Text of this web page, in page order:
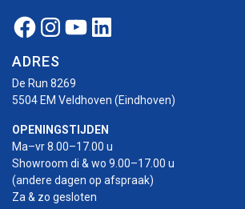
Facebook Euro-rotor
Instagram Euro-rotor
Youtube Euro-rotor
Linkedin Euro-rotor
ADRES
De Run 8269
5504 EM Veldhoven (Eindhoven)
OPENINGSTIJDEN
Ma–vr 8.00–17.00 u
Showroom di & wo 9.00–17.00 u
(andere dagen op afspraak)
Za & zo gesloten